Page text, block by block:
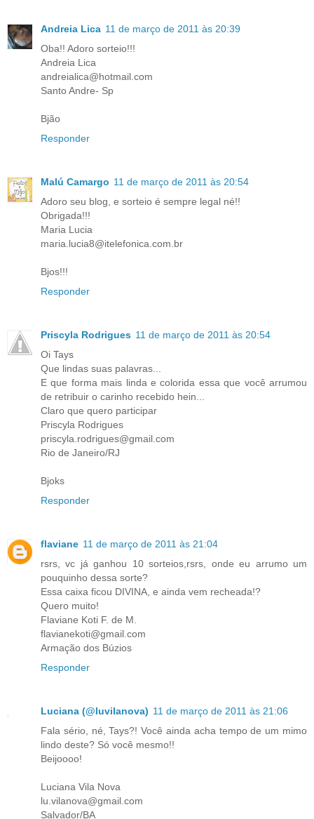
Andreia Lica 11 de março de 2011 às 20:39
Oba!! Adoro sorteio!!!
Andreia Lica
andreialica@hotmail.com
Santo Andre- Sp
Bjão
Responder
Malú Camargo 11 de março de 2011 às 20:54
Adoro seu blog, e sorteio é sempre legal né!!
Obrigada!!!
Maria Lucia
maria.lucia8@itelefonica.com.br
Bjos!!!
Responder
Priscyla Rodrigues 11 de março de 2011 às 20:54
Oi Tays
Que lindas suas palavras...
E que forma mais linda e colorida essa que você arrumou
de retribuir o carinho recebido hein...
Claro que quero participar
Priscyla Rodrigues
priscyla.rodrigues@gmail.com
Rio de Janeiro/RJ
Bjoks
Responder
flaviane 11 de março de 2011 às 21:04
rsrs, vc já ganhou 10 sorteios,rsrs, onde eu arrumo um
pouquinho dessa sorte?
Essa caixa ficou DIVINA, e ainda vem recheada!?
Quero muito!
Flaviane Koti F. de M.
flavianekoti@gmail.com
Armação dos Búzios
Responder
Luciana (@luvilanova) 11 de março de 2011 às 21:06
Fala sério, né, Tays?! Você ainda acha tempo de um mimo
lindo deste? Só você mesmo!!
Beijoooo!
Luciana Vila Nova
lu.vilanova@gmail.com
Salvador/BA